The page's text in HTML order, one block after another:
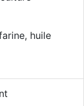
huile